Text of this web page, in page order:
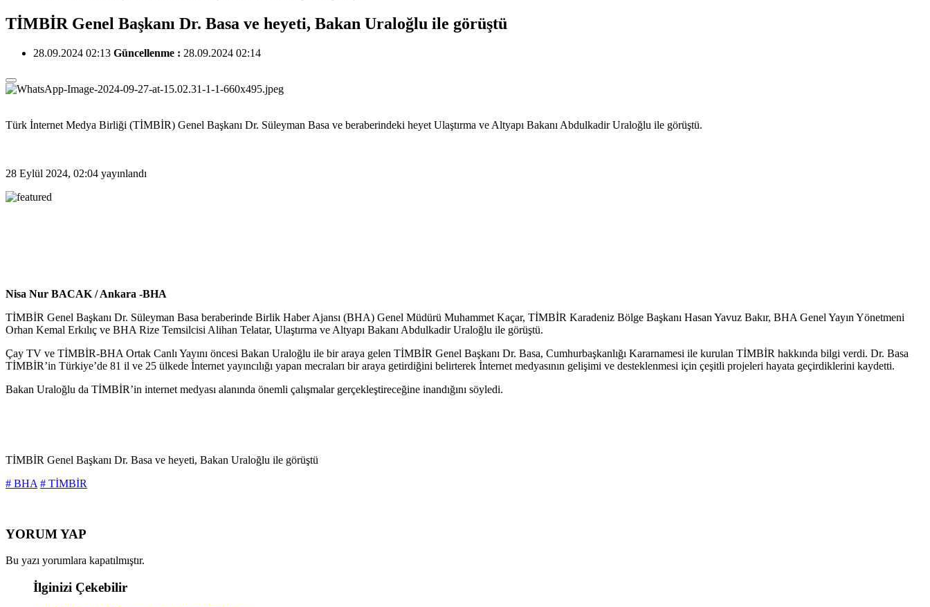
TİMBİR Genel Başkanı Dr. Basa ve heyeti, Bakan Uraloğlu ile görüştü
28.09.2024 02:13 Güncellenme : 28.09.2024 02:14
Türk İnternet Medya Birliği (TİMBİR) Genel Başkanı Dr. Süleyman Basa ve beraberindeki heyet Ulaştırma ve Altyapı Bakanı Abdulkadir Uraloğlu ile görüştü.
28 Eylül 2024, 02:04 yayınlandı
Nisa Nur BACAK / Ankara -BHA
TİMBİR Genel Başkanı Dr. Süleyman Basa beraberinde Birlik Haber Ajansı (BHA) Genel Müdürü Muhammet Kaçar, TİMBİR Karadeniz Bölge Başkanı Hasan Yavuz Bakır, BHA Genel Yayın Yönetmeni
Orhan Kemal Erkılıç ve BHA Rize Temsilcisi Alihan Telatar, Ulaştırma ve Altyapı Bakanı Abdulkadir Uraloğlu ile görüştü.
Çay TV ve TİMBİR-BHA Ortak Canlı Yayını öncesi Bakan Uraloğlu ile bir araya gelen TİMBİR Genel Başkanı Dr. Basa, Cumhurbaşkanlığı Kararnamesi ile kurulan TİMBİR hakkında bilgi verdi. Dr. Basa
TİMBİR’in Türkiye’de 81 il ve 25 ülkede İnternet yayıncılığı yapan mecraları bir araya getirdiğini belirterek İnternet medyasının gelişimi ve desteklenmesi için çeşitli projeleri hayata geçirdiklerini kaydetti.
Bakan Uraloğlu da TİMBİR’in internet medyası alanında önemli çalışmalar gerçekleştireceğine inandığını söyledi.
TİMBİR Genel Başkanı Dr. Basa ve heyeti, Bakan Uraloğlu ile görüştü
# BHA # TİMBİR
YORUM YAP
Bu yazı yorumlara kapatılmıştır.
İlginizi Çekebilir